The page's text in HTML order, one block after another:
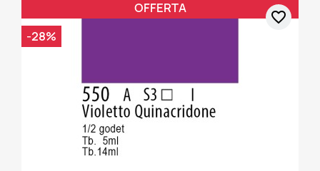
OFFERTA
-28%
favorite_border